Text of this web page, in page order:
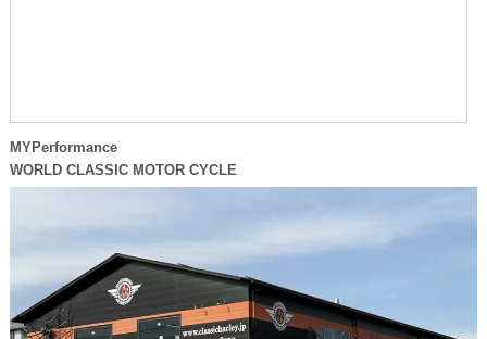
MYPerformance
WORLD CLASSIC MOTOR CYCLE